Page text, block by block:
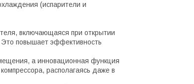
(испарители и
включающаяся при открытии
Это повышает эффективность
а инновационная функция
располагаясь даже в